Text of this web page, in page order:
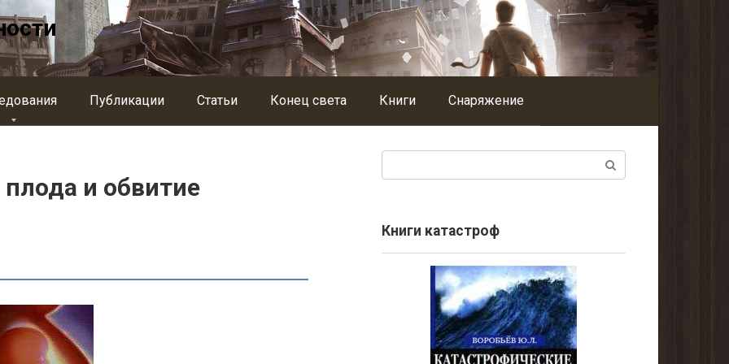
Публикации Статьи Конец света Книги Снаряжение
и обвитие
Книги катастроф